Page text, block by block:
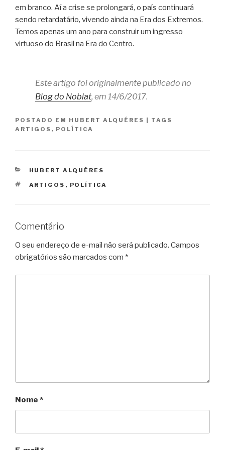
em branco. Aí a crise se prolongará, o país continuará
sendo retardatário, vivendo ainda na Era dos Extremos.
Temos apenas um ano para construir um ingresso
virtuoso do Brasil na Era do Centro.
Este artigo foi originalmente publicado no
Blog do Noblat, em 14/6/2017.
POSTADO EM HUBERT ALQUÉRES | TAGS
ARTIGOS , POLÍTICA
CATEGORIAS
HUBERT ALQUÉRES
TAGS
ARTIGOS , POLÍTICA
Comentário
O seu endereço de e-mail não será publicado. Campos
obrigatórios são marcados com *
Nome *